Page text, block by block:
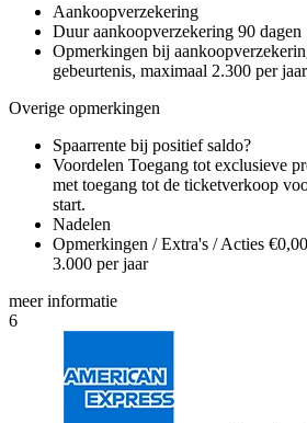
Aankoopverzekering
Duur aankoopverzekering 90 dagen
Opmerkingen bij
gebeurtenis, maximaal 2.300 per
Overige opmerkingen
Spaarrente bij positief saldo?
Voordelen Toegang tot exclusieve
met toegang tot de ticketverkoop
start.
Nadelen
Opmerkingen / Extra's / Acties
3.000 per jaar
meerinformatie
6